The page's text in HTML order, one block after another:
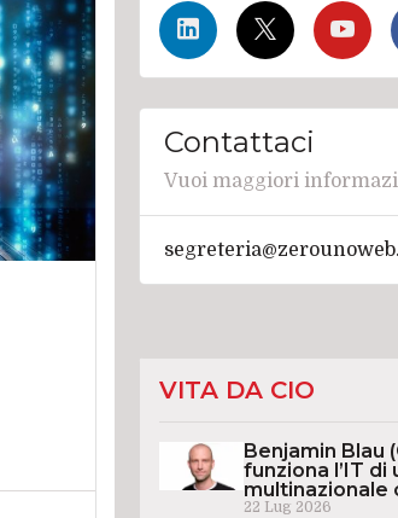
Contattaci
Vuoi maggiori
VITA DA CIO
Benjamin Blau
funziona l’IT di
multinazionale
22 Lug 2026